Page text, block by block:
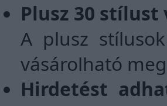
Plusz 30
A plusz
vásárolható
Hirdetést